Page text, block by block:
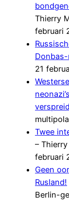
Thierry
februari
21
Twee
–
februari
Geen
Rusland!
Berlin-